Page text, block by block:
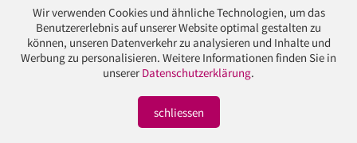
Wir verwenden Cookies und ähnliche Technologien, um das
Benutzererlebnis auf unserer Website optimal gestalten zu
können, unseren Datenverkehr zu analysieren und Inhalte und
Werbung zu personalisieren. Weitere Informationen finden Sie in
unserer Datenschutzerklärung.
schliessen
©Drucksachenexpress AG
Haldenstrasse 160
5728 Gontenschwil
Schweiz
T+41 62 767 00 20
info@dxg.ch